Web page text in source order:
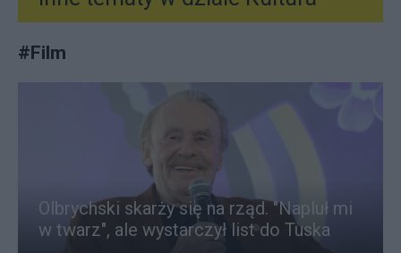
#Film
Olbrychski skarży się na rząd. "Napluł mi
w twarz", ale wystarczył list do Tuska